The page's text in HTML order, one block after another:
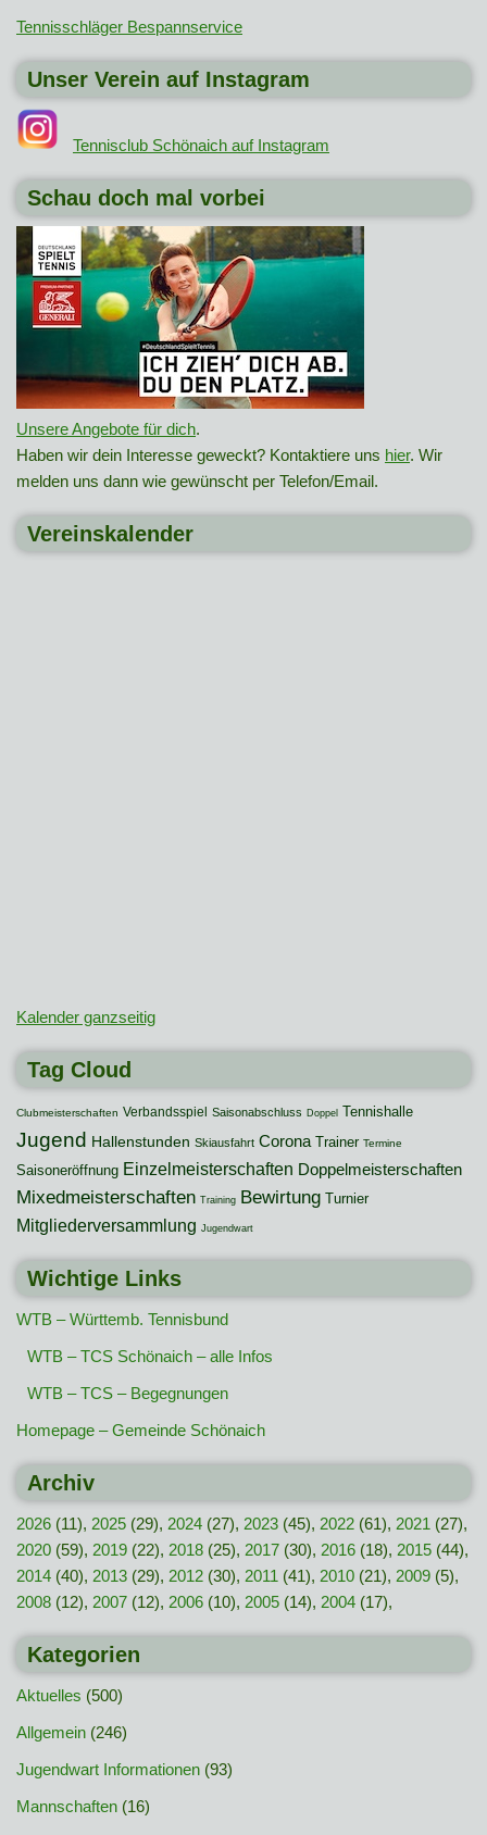
Tennisschläger Bespannservice
Unser Verein auf Instagram
Tennisclub Schönaich auf Instagram
Schau doch mal vorbei
Unsere Angebote für dich.
Haben wir dein Interesse geweckt? Kontaktiere uns hier. Wir
melden uns dann wie gewünscht per Telefon/Email.
Vereinskalender
Kalender ganzseitig
Tag Cloud
Clubmeisterschaften Verbandsspiel Saisonabschluss Doppel Tennishalle
Jugend Hallenstunden Skiausfahrt Corona Trainer Termine
Saisoneröffnung Einzelmeisterschaften Doppelmeisterschaften
Mixedmeisterschaften Training Bewirtung Turnier
Mitgliederversammlung Jugendwart
Wichtige Links
WTB – Württemb. Tennisbund
WTB – TCS Schönaich – alle Infos
WTB – TCS – Begegnungen
Homepage – Gemeinde Schönaich
Archiv
2026 (11), 2025 (29), 2024 (27), 2023 (45), 2022 (61), 2021 (27),
2020 (59), 2019 (22), 2018 (25), 2017 (30), 2016 (18), 2015 (44),
2014 (40), 2013 (29), 2012 (30), 2011 (41), 2010 (21), 2009 (5),
2008 (12), 2007 (12), 2006 (10), 2005 (14), 2004 (17),
Kategorien
Aktuelles (500)
Allgemein (246)
Jugendwart Informationen (93)
Mannschaften (16)